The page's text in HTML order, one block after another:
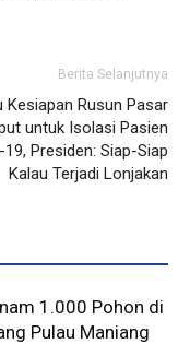
Berita Selanjutnya
Kesiapan Rusun Pasar
untuk Isolasi Pasien
Presiden: Siap-Siap
Kalau Terjadi Lonjakan
1.000 Pohon di
Pulau Maniang